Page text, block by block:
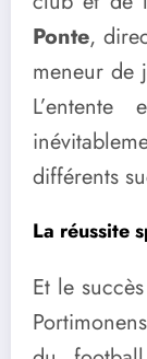
Ponte,
meneur de
différents
La réussite
Et le